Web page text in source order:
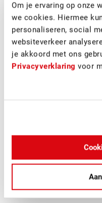
Om je ervaring op onze
we cookies. Hiermee
personaliseren, social
websiteverkeer
je akkoord met ons
Privacyverklaring voor
entree naar de eerste
zorgen we ervoor dat
zonder het logistieke
logistieke hal zijn er ook
gebouw te vinden, zoals
trainingsruimten en